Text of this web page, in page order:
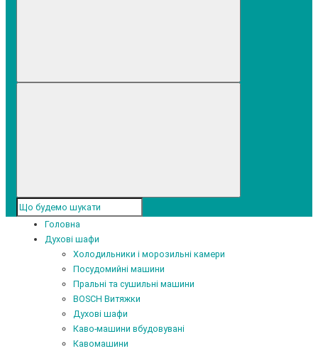
Головна
Духові шафи
Холодильники і морозильні камери
Посудомийні машини
Пральні та сушильні машини
BOSCH Витяжки
Духові шафи
Каво-машини вбудовувані
Кавомашини